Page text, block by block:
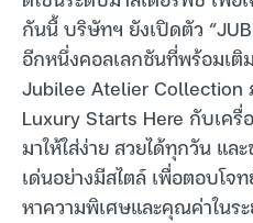
กันนี้ บริษัทฯ ยังเปิดตัว
อีกหนึ่งคอลเลกชันที่พร้อมเติ
Jubilee Atelier Collection
Luxury Starts Here กับเค
มาให้ใส่ง่าย สวยได้ทุกวัน แ
เด่นอย่างมีสไตล์ เพื่อตอบโ
หาความพิเศษและคุณค่าในระ